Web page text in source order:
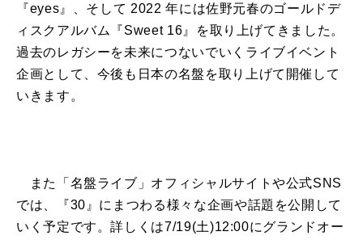
『eyes』、そして 2022 年には佐野元春のゴールドデ
ィスクアルバム『Sweet 16』を取り上げてきました。
過去のレガシーを未来につないでいくライブイベント
企画として、今後も日本の名盤を取り上げて開催して
いきます。
また「名盤ライブ」オフィシャルサイトや公式SNS
では、『30』にまつわる様々な企画や話題を公開して
いく予定です。詳しくは7/19(土)12:00にグランドオー